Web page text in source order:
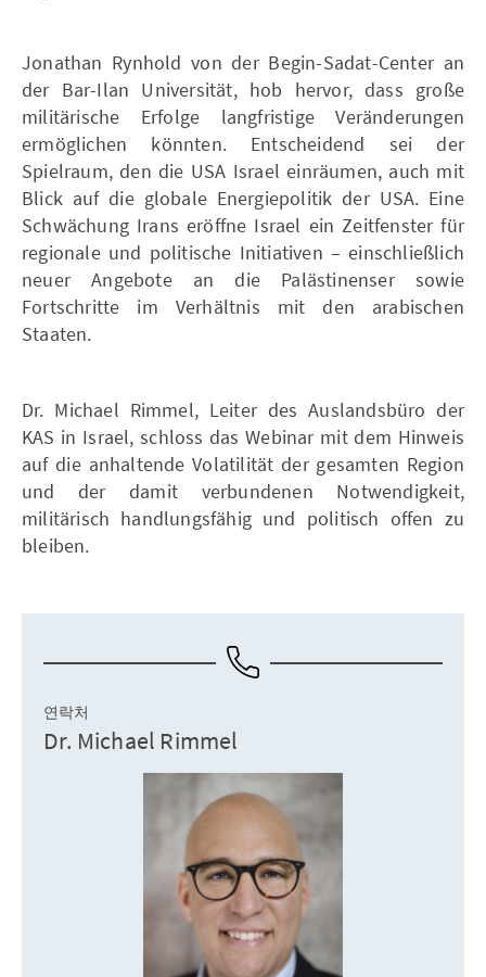
Jonathan Rynhold von der Begin-Sadat-Center an
der Bar-Ilan Universität, hob hervor, dass große
militärische Erfolge langfristige Veränderungen
ermöglichen könnten. Entscheidend sei der
Spielraum, den die USA Israel einräumen, auch mit
Blick auf die globale Energiepolitik der USA. Eine
Schwächung Irans eröffne Israel ein Zeitfenster für
regionale und politische Initiativen – einschließlich
neuer Angebote an die Palästinenser sowie
Fortschritte im Verhältnis mit den arabischen
Staaten.
Dr. Michael Rimmel, Leiter des Auslandsbüro der
KAS in Israel, schloss das Webinar mit dem Hinweis
auf die anhaltende Volatilität der gesamten Region
und der damit verbundenen Notwendigkeit,
militärisch handlungsfähig und politisch offen zu
bleiben.
연락처
Dr. Michael Rimmel